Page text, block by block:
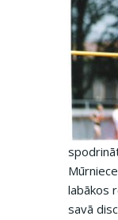
labākos
savā